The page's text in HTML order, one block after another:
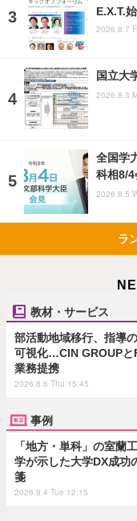
E.X.T.
2026.8.7
国立大
2026.8.3
全国学
科相8/4
2026.8.5
ラ
教材・サービス
部活動地域移行、指導
可視化…CIN GROUPと
業務提携
2026.8.6 Thu 15:45
事例
「地方・単科」の室蘭
学が示した大学DX成功
箋
2026.8.4 Tue 12:15